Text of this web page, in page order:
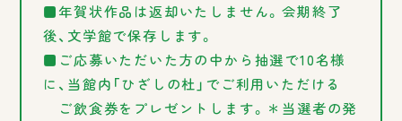
■年賀状作品は返却いたしません。会期終了
後、文学館で保存します。
■ご応募いただいた方の中から抽選で10名様
に、当館内「ひざしの杜」でご利用いただける
ご飲食券をプレゼントします。＊当選者の発